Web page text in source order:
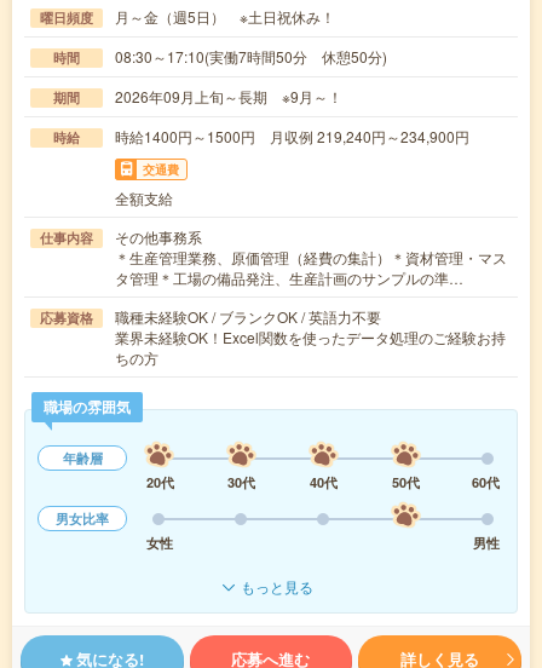
曜日頻度 月～金（週5日） ※土日祝休み！
時間 08:30～17:10(実働7時間50分 休憩50分)
期間 2026年09月上旬～長期 ※9月～！
時給 時給1400円～1500円 月収例 219,240円～234,900円
交通費
全額支給
仕事内容
その他事務系
＊生産管理業務、原価管理（経費の集計）＊資材管理・マス
タ管理＊工場の備品発注、生産計画のサンプルの準…
応募資格
職種未経験OK / ブランクOK / 英語力不要
業界未経験OK！Excel関数を使ったデータ処理のご経験お持
ちの方
職場の雰囲気
年齢層
20代
30代 40代 50代
60代
男女比率
女性
男性
もっと見る
気になる! 応募へ進む 詳しく見る